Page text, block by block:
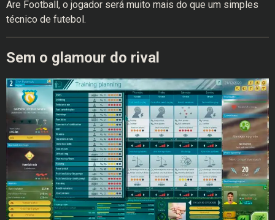
Are Football, o jogador será muito mais do que um simples
técnico de futebol.
Sem o glamour do rival